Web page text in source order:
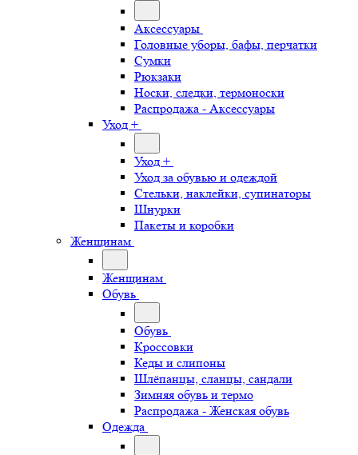
Аксессуары
Головные уборы, бафы, перчатки
Сумки
Рюкзаки
Носки, следки, термоноски
Распродажа - Аксессуары
Уход +
Уход +
Уход за обувью и одеждой
Стельки, наклейки, супинаторы
Шнурки
Пакеты и коробки
Женщинам
Женщинам
Обувь
Обувь
Кроссовки
Кеды и слипоны
Шлёпанцы, сланцы, сандали
Зимняя обувь и термо
Распродажа - Женская обувь
Одежда